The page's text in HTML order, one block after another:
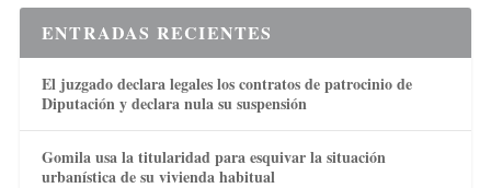
ENTRADAS RECIENTES
El juzgado declara legales los contratos de patrocinio de
Diputación y declara nula su suspensión
Gomila usa la titularidad para esquivar la situación
urbanística de su vivienda habitual